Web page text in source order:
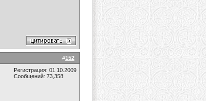
#152
Регистрация: 01.10.2009
Сообщений: 73,358